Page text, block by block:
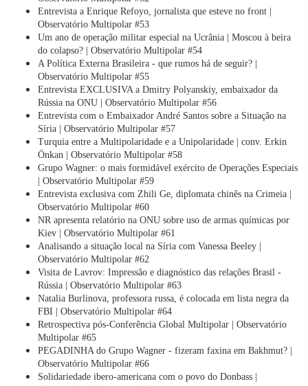
Entrevista a Enrique Refoyo, jornalista que esteve no front |
Observatório Multipolar #53
Um ano de operação militar especial na Ucrânia | Moscou à beira
do colapso? | Observatório Multipolar #54
A Política Externa Brasileira - que rumos há de seguir? |
Observatório Multipolar #55
Entrevista EXCLUSIVA a Dmitry Polyanskiy, embaixador da
Rússia na ONU | Observatório Multipolar #56
Entrevista com o Embaixador André Santos sobre a Situação na
Síria | Observatório Multipolar #57
Turquia entre a Multipolaridade e a Unipolaridade | conv. Erkin
Önkan | Observatório Multipolar #58
Grupo Wagner: o mais formidável exército de Operações Especiais
| Observatório Multipolar #59
Entrevista exclusiva com Zhili Ge, diplomata chinês na Crimeia |
Observatório Multipolar #60
NR apresenta relatório na ONU sobre uso de armas químicas por
Kiev | Observatório Multipolar #61
Analisando a situação local na Síria com Vanessa Beeley |
Observatório Multipolar #62
Visita de Lavrov: Impressão e diagnóstico das relações Brasil -
Rússia | Observatório Multipolar #63
Natalia Burlinova, professora russa, é colocada em lista negra da
FBI | Observatório Multipolar #64
Retrospectiva pós-Conferência Global Multipolar | Observatório
Multipolar #65
PEGADINHA do Grupo Wagner - fizeram faxina em Bakhmut? |
Observatório Multipolar #66
Solidariedade ibero-americana com o povo do Donbass |